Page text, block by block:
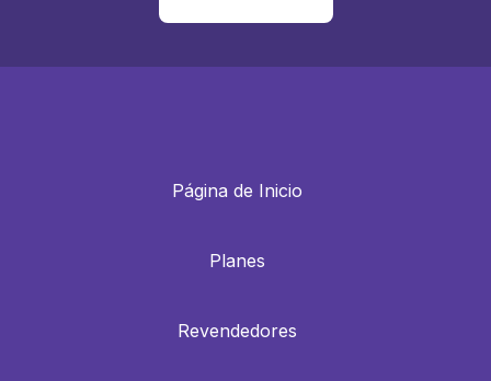
Página de Inicio
Planes
Revendedores